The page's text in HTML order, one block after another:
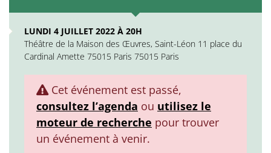
LUNDI 4 JUILLET 2022 À 20H
Théâtre de la Maison des Œuvres, Saint-Léon 11 place du
Cardinal Amette 75015 Paris 75015 Paris
Cet événement est passé,
consultez l’agenda ou utilisez le
moteur de recherche pour trouver
un événement à venir.